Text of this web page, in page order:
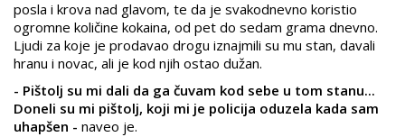
posla i krova nad glavom, te da je svakodnevno koristio
ogromne količine kokaina, od pet do sedam grama dnevno.
Ljudi za koje je prodavao drogu iznajmili su mu stan, davali
hranu i novac, ali je kod njih ostao dužan.
- Pištolj su mi dali da ga čuvam kod sebe u tom stanu...
Doneli su mi pištolj, koji mi je policija oduzela kada sam
uhapšen - naveo je.